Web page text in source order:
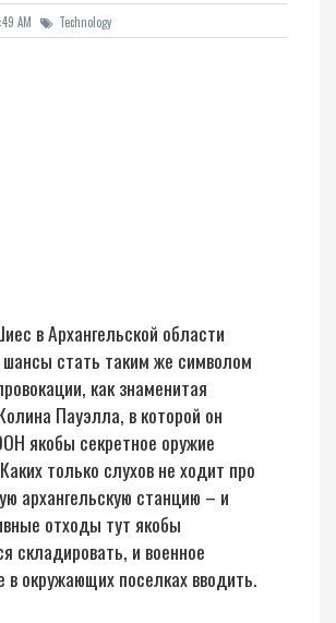
AM Technology
в Архангельской области
стать таким же символом
как знаменитая
Пауэлла, в которой он
якобы секретное оружие
только слухов не ходит про
архангельскую станцию – и
отходы тут якобы
складировать, и военное
в окружающих поселках вводить.